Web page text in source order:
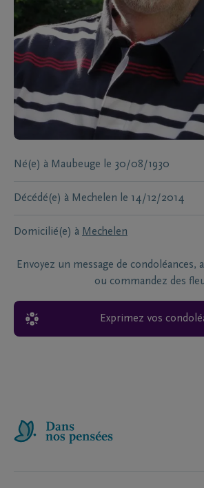
Né(e) à Maubeuge le 30/08/1930
Décédé(e) à Mechelen le 14/12/2014
Domicilié(e) à Mechelen
Envoyez un message de condoléances,
ou commandez des
Exprimez vos